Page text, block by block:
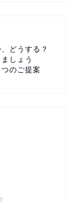
どうする？
しょう
のご提案